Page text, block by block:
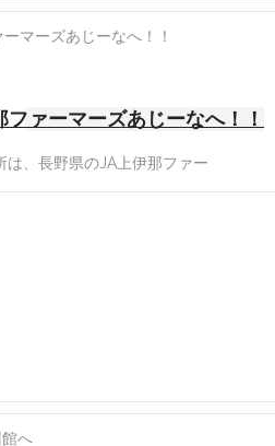
ァーマーズあじーなへ！！
は、長野県のJA上伊那ファー